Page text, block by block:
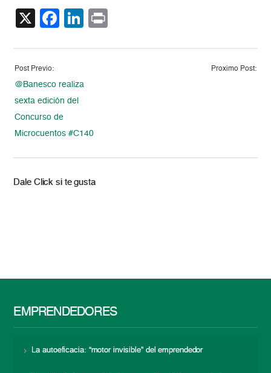
X Facebook
LinkedIn
Post Previo:
@Banesco realiza
sexta edición del
Concurso de
Microcuentos #C140
Proximo Post:
Dale Click si te gusta
EMPRENDEDORES
La autoeficacia: “motor invisible” del emprendedor